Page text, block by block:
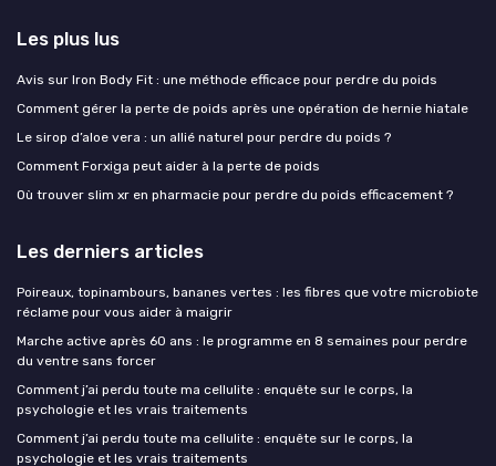
Les plus lus
Avis sur Iron Body Fit : une méthode efficace pour perdre du poids
Comment gérer la perte de poids après une opération de hernie hiatale
Le sirop d’aloe vera : un allié naturel pour perdre du poids ?
Comment Forxiga peut aider à la perte de poids
Où trouver slim xr en pharmacie pour perdre du poids efficacement ?
Les derniers articles
Poireaux, topinambours, bananes vertes : les fibres que votre microbiote
réclame pour vous aider à maigrir
Marche active après 60 ans : le programme en 8 semaines pour perdre
du ventre sans forcer
Comment j’ai perdu toute ma cellulite : enquête sur le corps, la
psychologie et les vrais traitements
Comment j’ai perdu toute ma cellulite : enquête sur le corps, la
psychologie et les vrais traitements